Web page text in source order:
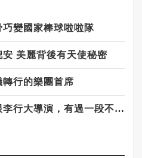
變國家棒球啦啦隊
安 美麗背後有天使秘密
轉行的樂團首席
蔡詩萍》原來，我也跟李行大導演，有過一段不能忘懷的感謝呢！